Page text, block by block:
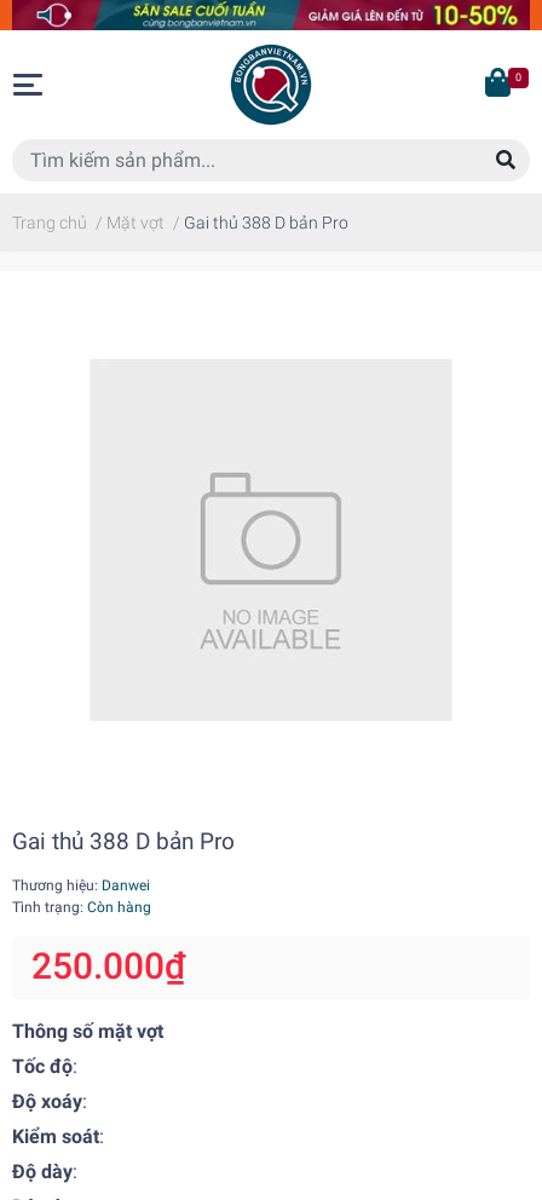
0
Trang chủ / Mặt vợt / Gai thủ 388 D bản Pro
Gai thủ 388 D bản Pro
Thương hiệu: Danwei
Tình trạng: Còn hàng
250.000₫
Thông số mặt vợt
Tốc độ:
Độ xoáy:
Kiểm soát:
Độ dày: